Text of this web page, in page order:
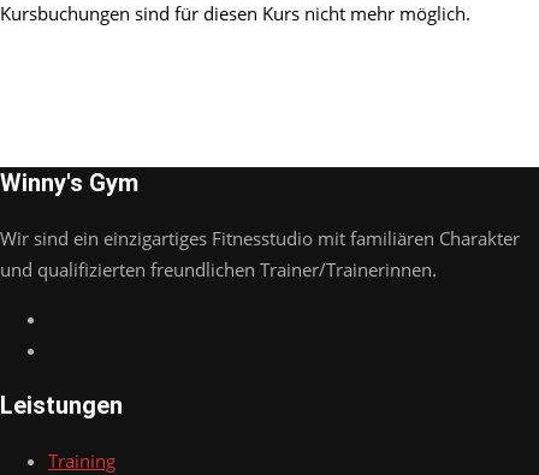
Kursbuchungen sind für diesen Kurs nicht mehr möglich.
Winny's Gym
Wir sind ein einzigartiges Fitnesstudio mit familiären Charakter
und qualifizierten freundlichen Trainer/Trainerinnen.
Leistungen
Training